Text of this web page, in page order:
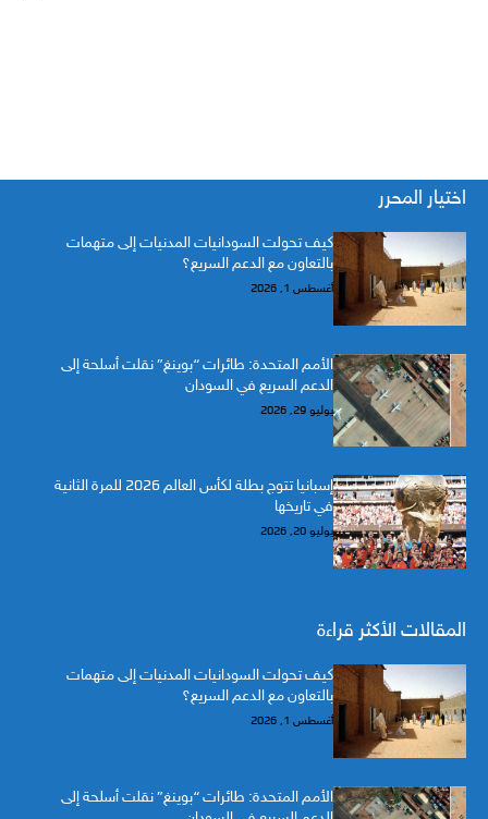
اختيار المحرر
كيف تحولت السودانيات المدنيات إلى متهمات
بالتعاون مع الدعم السريع؟
أغسطس 1, 2026
الأمم المتحدة: طائرات “بوينغ” نقلت أسلحة إلى
الدعم السريع في السودان
يوليو 29, 2026
إسبانيا تتوج بطلة لكأس العالم 2026 للمرة الثانية
في تاريخها
يوليو 20, 2026
المقالات الأكثر قراءة
كيف تحولت السودانيات المدنيات إلى متهمات
بالتعاون مع الدعم السريع؟
أغسطس 1, 2026
الأمم المتحدة: طائرات “بوينغ” نقلت أسلحة إلى